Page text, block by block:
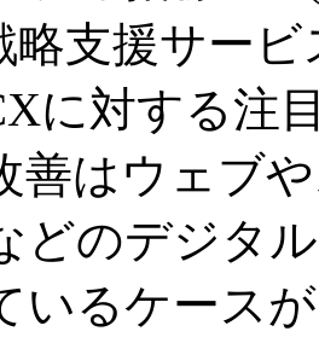
略支援サー
に対する注
善はウェブ
どのデジタ
いるケース